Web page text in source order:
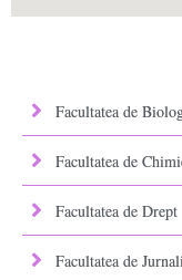
Facultatea de
Facultatea de
Facultatea de Drept
Facultatea de